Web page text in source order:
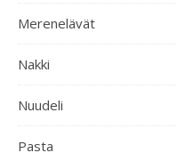
Merenelävät
Nakki
Nuudeli
Pasta